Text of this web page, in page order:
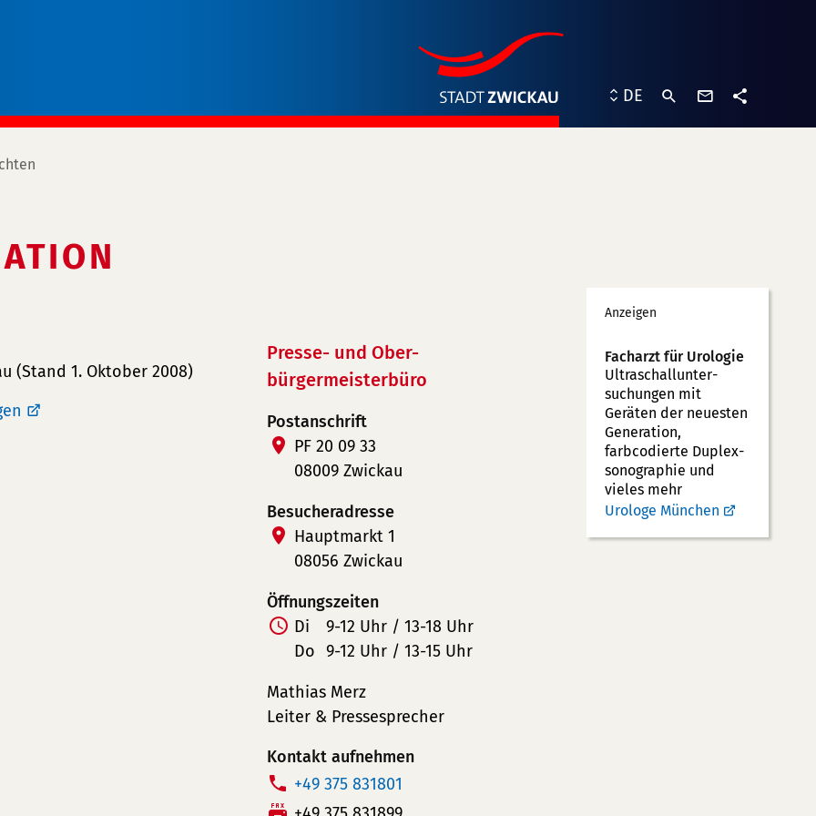
DE
(Stand 1. Oktober 2008)
Presse- und Ober-
bürgermeisterbüro
Postanschrift
PF 20 09 33
08009 Zwickau
Besucheradresse
Hauptmarkt 1
08056 Zwickau
Öffnungszeiten
Di
9-12 Uhr / 13-18 Uhr
Do 9-12 Uhr / 13-15 Uhr
Mathias Merz
Leiter & Pressesprecher
Kontakt aufnehmen
T
e
+49 375 831801
Werbung
Anzeigen
Facharzt für Urologie
Ultraschallunter­
suchungen mit
Geräten der neuesten
Generation,
farbcodierte Duplex­
sonographie und
vieles mehr
Urologe München